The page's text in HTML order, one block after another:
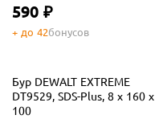
590 ₽
+ до 42бонусов
Бур DEWALT EXTREME
DT9529, SDS-Plus, 8 x 160 x
100